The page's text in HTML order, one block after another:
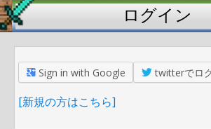
ログイン
Sign in with Google twitterでロ
[新規の方はこちら]